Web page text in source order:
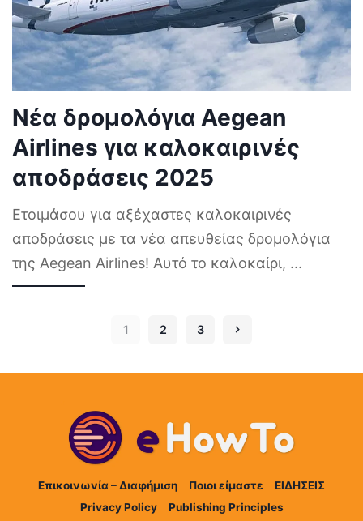
Νέα δρομολόγια Aegean
Airlines για καλοκαιρινές
αποδράσεις 2025
Ετοιμάσου για αξέχαστες καλοκαιρινές
αποδράσεις με τα νέα απευθείας δρομολόγια
της Aegean Airlines! Αυτό το καλοκαίρι, ...
1 2 3
Επικοινωνία – Διαφήμιση Ποιοι είμαστε
ΕΙΔΗΣΕΙΣ
Privacy Policy
Publishing Principles